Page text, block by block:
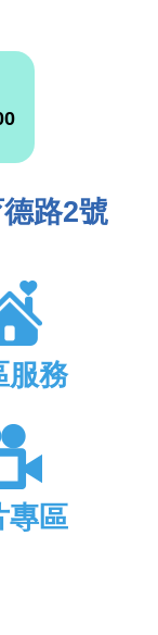
路2號
服務
專區